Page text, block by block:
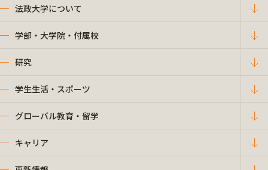
法政大学について
学部・大学院・付属校
研究
学生生活・スポーツ
グローバル教育・留学
キャリア